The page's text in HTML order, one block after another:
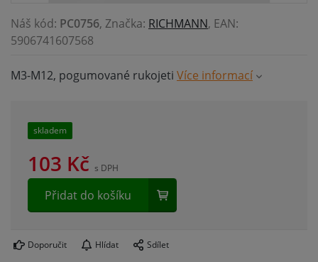
Náš kód: PC0756, Značka: RICHMANN, EAN:
5906741607568
M3-M12, pogumované rukojeti Více informací
skladem
103 Kč s DPH
Přidat do košíku
Doporučit Hlídat Sdílet